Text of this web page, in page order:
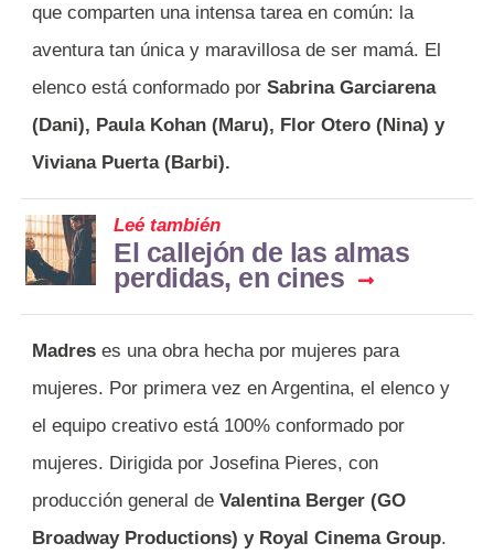
que comparten una intensa tarea en común: la
aventura tan única y maravillosa de ser mamá. El
elenco está conformado por Sabrina Garciarena
(Dani), Paula Kohan (Maru), Flor Otero (Nina) y
Viviana Puerta (Barbi).
Leé también
El callejón de las almas
perdidas, en cines
Madres es una obra hecha por mujeres para
mujeres. Por primera vez en Argentina, el elenco y
el equipo creativo está 100% conformado por
mujeres. Dirigida por Josefina Pieres, con
producción general de Valentina Berger (GO
Broadway Productions) y Royal Cinema Group.